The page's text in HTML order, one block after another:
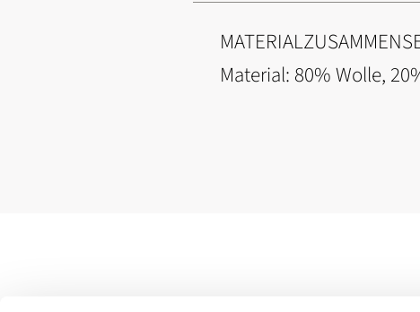
Material: 80% Wolle,